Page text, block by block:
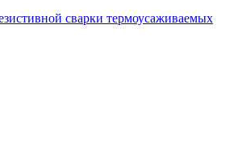
сварки термоусаживаемых